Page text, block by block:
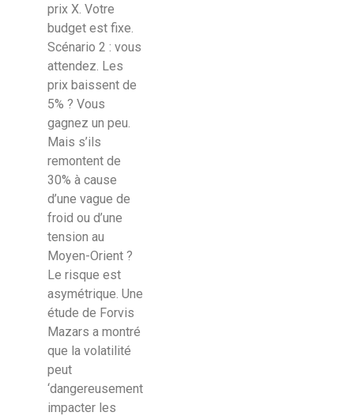
prix X. Votre
budget est fixe.
Scénario 2 : vous
attendez. Les
prix baissent de
5% ? Vous
gagnez un peu.
Mais s’ils
remontent de
30% à cause
d’une vague de
froid ou d’une
tension au
Moyen-Orient ?
Le risque est
asymétrique. Une
étude de Forvis
Mazars a montré
que la volatilité
peut
‘dangereusement
impacter les